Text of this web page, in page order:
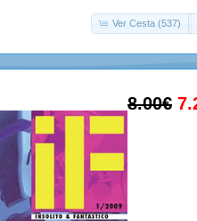
Ver Cesta (537)
8.00€